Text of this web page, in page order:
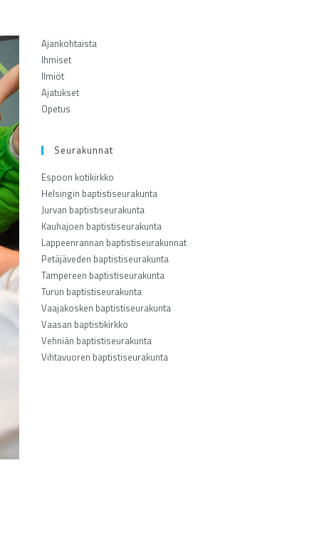
Ajankohtaista
Ihmiset
Ilmiöt
Ajatukset
Opetus
Seurakunnat
Espoon kotikirkko
Helsingin baptistiseurakunta
Jurvan baptistiseurakunta
Kauhajoen baptistiseurakunta
Lappeenrannan baptistiseurakunnat
Petäjäveden baptistiseurakunta
Tampereen baptistiseurakunta
Turun baptistiseurakunta
Vaajakosken baptistiseurakunta
Vaasan baptistikirkko
Vehniän baptistiseurakunta
Vihtavuoren baptistiseurakunta